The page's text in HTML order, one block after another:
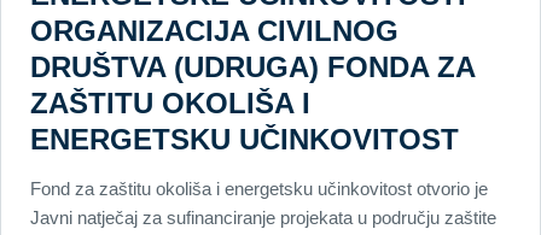
ORGANIZACIJA CIVILNOG
DRUŠTVA (UDRUGA) FONDA ZA
ZAŠTITU OKOLIŠA I
ENERGETSKU UČINKOVITOST
Fond za zaštitu okoliša i energetsku učinkovitost otvorio je
Javni natječaj za sufinanciranje projekata u području zaštite